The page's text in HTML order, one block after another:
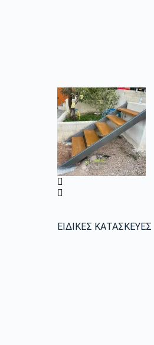
ΕΙΔΙΚΕΣ ΚΑΤΑΣΚΕΥΕΣ